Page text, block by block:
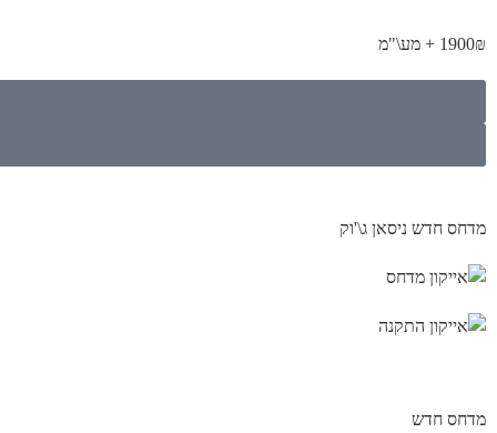
1900₪ + מע\"מ
מדחס חדש ניסאן ג\'וק
מדחס חדש